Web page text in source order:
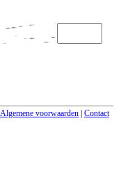
Algemene voorwaarden | Contact